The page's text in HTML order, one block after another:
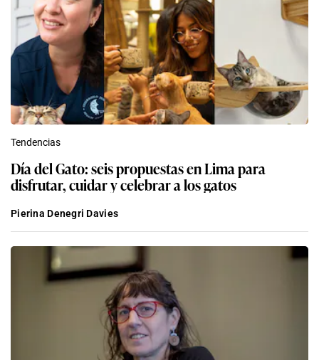
Tendencias
Día del Gato: seis propuestas en Lima para
disfrutar, cuidar y celebrar a los gatos
Pierina Denegri Davies